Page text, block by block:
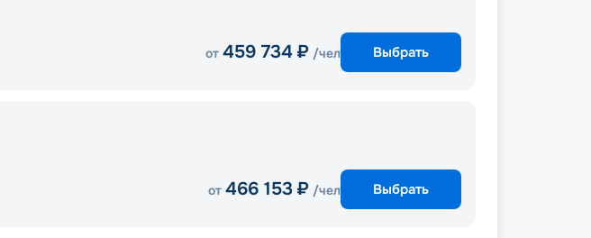
от 459 734 ₽ /чел Выбрать
от 466 153 ₽ /чел Выбрать